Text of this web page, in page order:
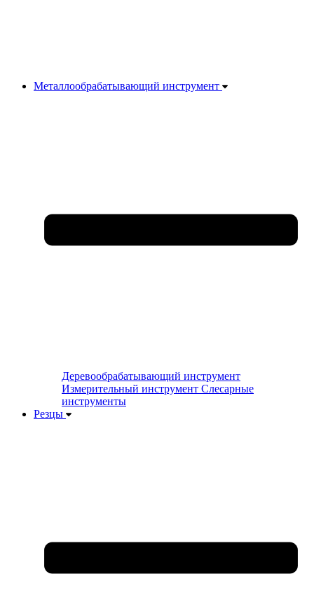
Металлообрабатывающий инструмент
Деревообрабатывающий инструмент
Измерительный инструмент Слесарные
инструменты
Резцы